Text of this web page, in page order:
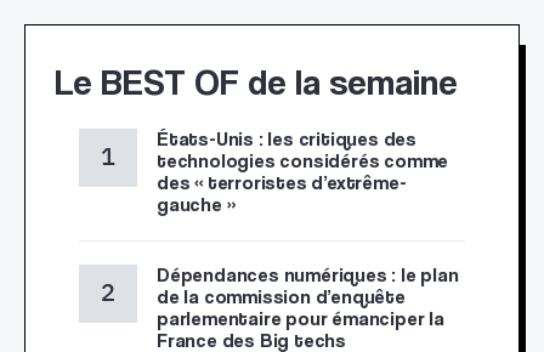
Le BEST OF de la semaine
États-Unis : les critiques des
technologies considérés comme
des « terroristes d’extrême-
gauche »
Dépendances numériques : le plan
de la commission d’enquête
parlementaire pour émanciper la
France des Big techs